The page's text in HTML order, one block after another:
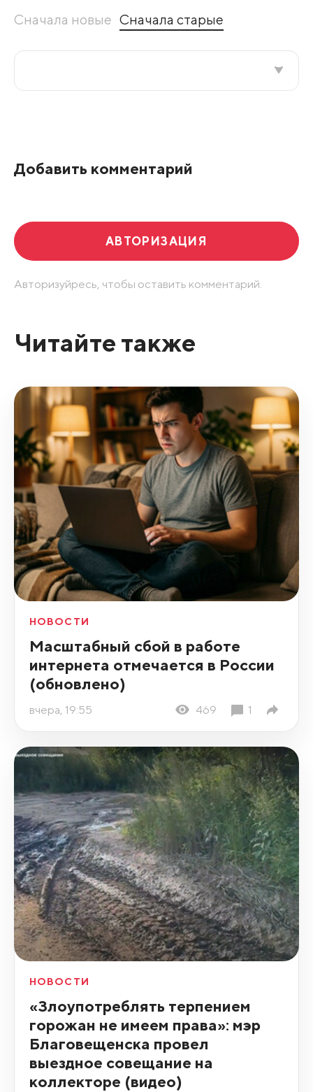
Сначала новые Сначала старые
Добавить комментарий
АВТОРИЗАЦИЯ
Авторизуйресь, чтобы оставить комментарий.
Читайте также
НОВОСТИ
Масштабный сбой в работе
интернета отмечается в России
(обновлено)
вчера, 19:55 469 1
НОВОСТИ
«Злоупотреблять терпением
горожан не имеем права»: мэр
Благовещенска провел
выездное совещание на
коллекторе (видео)